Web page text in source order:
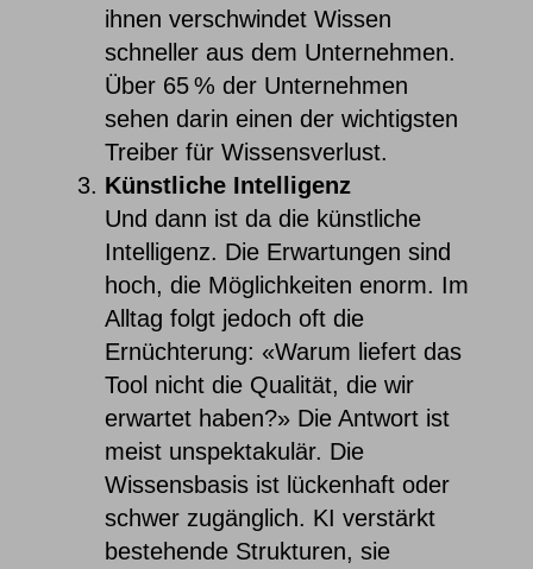
ihnen verschwindet Wissen
schneller aus dem Unternehmen.
Über 65% der Unternehmen
sehen darin einen der wichtigsten
Treiber für Wissensverlust.
Künstliche Intelligenz
Und dann ist da die künstliche
Intelligenz. Die Erwartungen sind
hoch, die Möglichkeiten enorm. Im
Alltag folgt jedoch oft die
Ernüchterung: «Warum liefert das
Tool nicht die Qualität, die wir
erwartet haben?» Die Antwort ist
meist unspektakulär. Die
Wissensbasis ist lückenhaft oder
schwer zugänglich. KI verstärkt
bestehende Strukturen, sie